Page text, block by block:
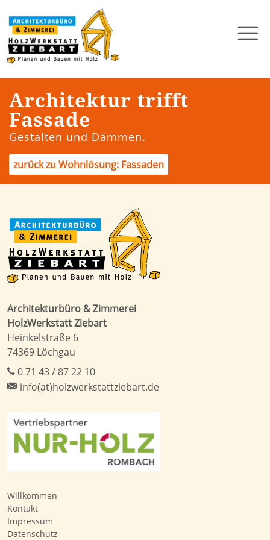
Architektur trifft
Fassade
Gestalten und Dämmen.
zurück zu Wohnlösung: Fassaden
Architekturbüro & Zimmerei
HolzWerkstatt Ziebart
Heinkelstraße 6
74369 Löchgau
0 71 43 / 87 22 10
info(at)holzwerkstattziebart.de
Willkommen
Kontakt
Impressum
Datenschutz